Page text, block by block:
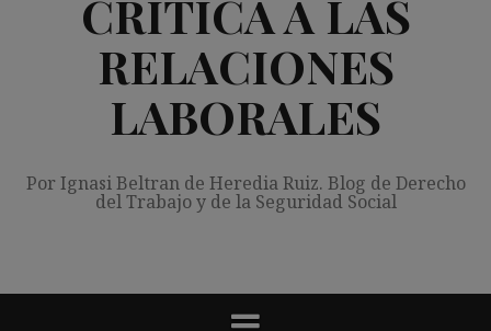
CRÍTICA A LAS
RELACIONES
LABORALES
Por Ignasi Beltran de Heredia Ruiz. Blog de Derecho
del Trabajo y de la Seguridad Social